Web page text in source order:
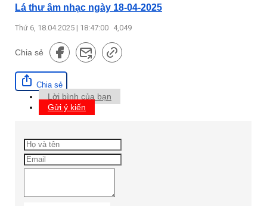
Lá thư âm nhạc ngày 18-04-2025
Thứ 6, 18.04.2025 | 18:47:00 4,049
Chia sẻ
Chia sẻ
Lời bình của bạn
Gửi ý kiến